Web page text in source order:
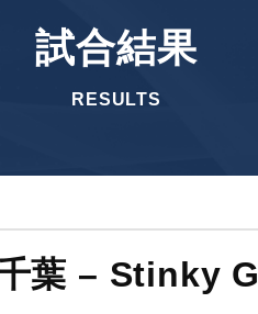
試合結果
RESULTS
葉 – Stinky